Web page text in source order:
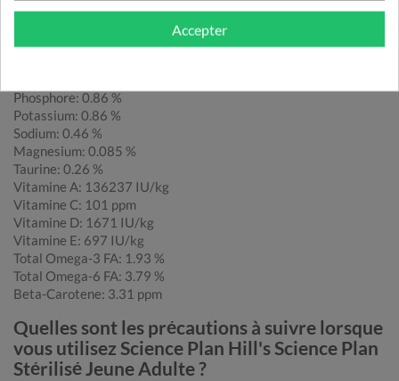
Matières grasses brutes: 15.6 %
Fibres alimentaires brutes (Cellulose brute): 5.8 %
Phosphore: 0.86 %
Potassium: 0.86 %
Sodium: 0.46 %
Magnesium: 0.085 %
Taurine: 0.26 %
Vitamine A: 136237 IU/kg
Vitamine C: 101 ppm
Vitamine D: 1671 IU/kg
Vitamine E: 697 IU/kg
Total Omega-3 FA: 1.93 %
Total Omega-6 FA: 3.79 %
Beta-Carotene: 3.31 ppm
Quelles sont les précautions à suivre lorsque
vous utilisez Science Plan Hill's Science Plan
Stérilisé Jeune Adulte ?
Accepter